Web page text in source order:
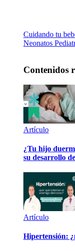
Cuidando tu
Neonatos
Contenidos
Artículo
¿Tu hijo
su desarrollo
Artículo
Hipertensión: